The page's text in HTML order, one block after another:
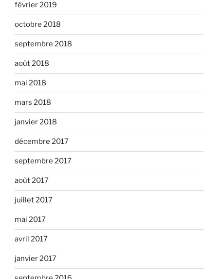
février 2019
octobre 2018
septembre 2018
août 2018
mai 2018
mars 2018
janvier 2018
décembre 2017
septembre 2017
août 2017
juillet 2017
mai 2017
avril 2017
janvier 2017